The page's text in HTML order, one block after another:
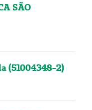
SÃO
(51004348-2)